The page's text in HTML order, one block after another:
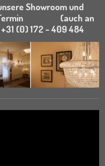
Showroom und
Termin (auch an
(0) 172 - 409 484